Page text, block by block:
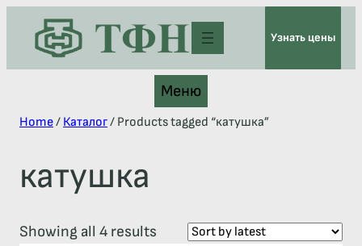
Узнать цены
Меню
Home/ Каталог/ Products tagged “катушка”
катушка
Showing all 4 results